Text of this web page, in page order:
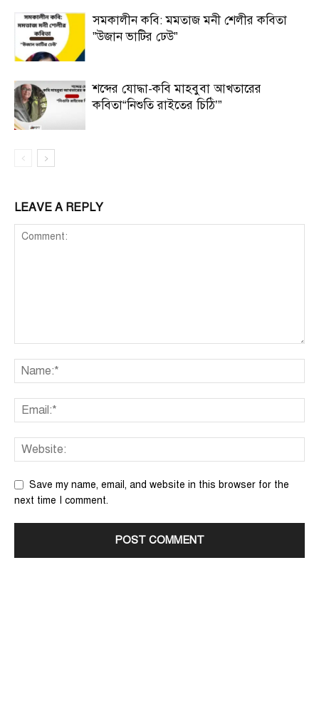
সমকালীন কবি: মমতাজ মনী শেলীর কবিতা
”উজান ভাটির ঢেউ”
শব্দের যোদ্ধা-কবি মাহবুবা আখতারের
কবিতা“নিশুতি রাইতের চিঠি’”
LEAVE A REPLY
Save my name, email, and website in this browser for the
next time I comment.